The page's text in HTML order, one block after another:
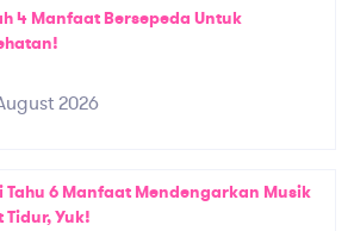
4 Manfaat Bersepeda Untuk
2026
Tahu 6 Manfaat Mendengarkan Musik
Tidur, Yuk!